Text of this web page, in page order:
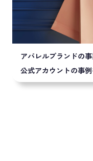
アパレルブランドの
公式アカウントの事例